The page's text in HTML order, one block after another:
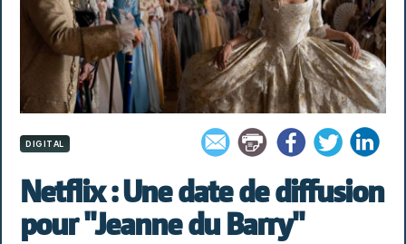
DIGITAL
Netflix : Une date de diffusion
pour "Jeanne du Barry"